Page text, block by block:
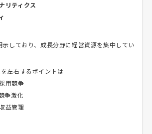
リティクス
示しており、成長分野に経営資源を集中してい
左右するポイントは
用競争
争激化
益管理